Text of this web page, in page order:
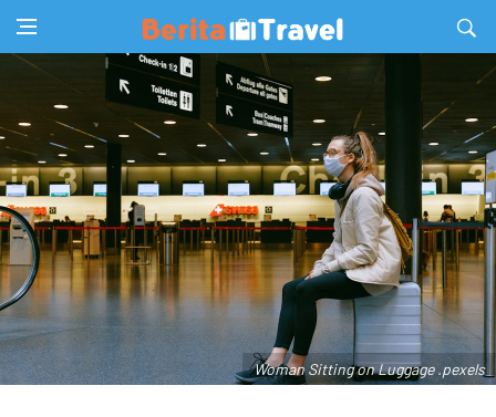
Woman Sitting on Luggage .pexels